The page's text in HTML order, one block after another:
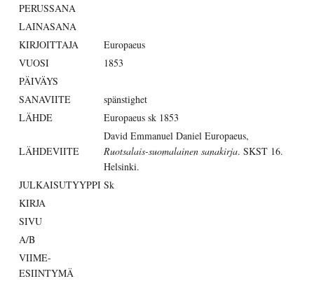
PERUSSANA
LAINASANA
KIRJOITTAJA
Europaeus
VUOSI
1853
PÄIVÄYS
SANAVIITE
spänstighet
LÄHDE
Europaeus sk 1853
LÄHDEVIITE
David Emmanuel Daniel Europaeus,
Ruotsalais-suomalainen sanakirja. SKST 16.
Helsinki.
JULKAISUTYYPPI Sk
KIRJA
SIVU
A/B
VIIME-
ESIINTYMÄ